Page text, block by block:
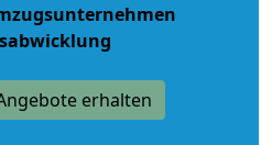
erhalten